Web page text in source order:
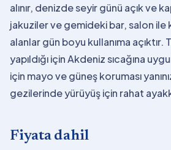
alınır, denizde seyir günü açık ve
jakuziler ve gemideki bar, salon ile
alanlar gün boyu kullanıma açıktır.
yapıldığı için Akdeniz sıcağına
için mayo ve güneş koruması
gezilerinde yürüyüş için rahat
Fiyata dahil